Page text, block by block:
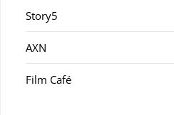
Story5
AXN
Film Café